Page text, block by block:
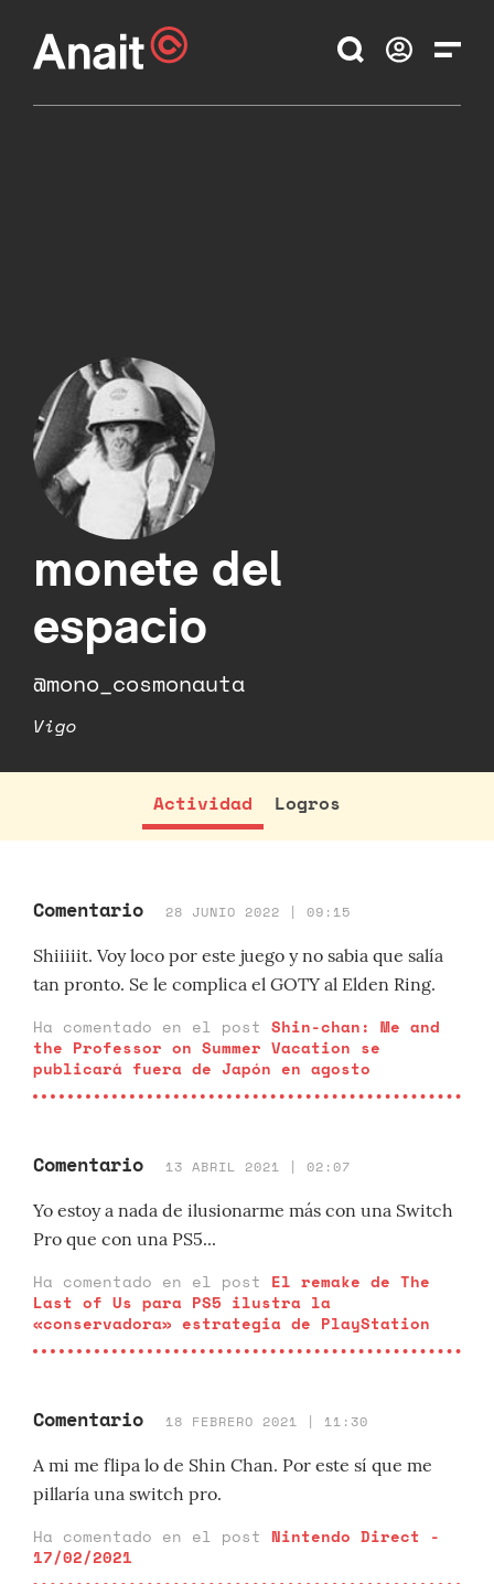
monete del
espacio
@mono_cosmonauta
Vigo
Actividad Logros
Comentario 28 JUNIO 2022 | 09:15
Shiiiiit. Voy loco por este juego y no sabia que salía
tan pronto. Se le complica el GOTY al Elden Ring.
Ha comentado en el post Shin-chan: Me and
the Professor on Summer Vacation se
publicará fuera de Japón en agosto
Comentario 13 ABRIL 2021 | 02:07
Yo estoy a nada de ilusionarme más con una Switch
Pro que con una PS5...
Ha comentado en el post El remake de The
Last of Us para PS5 ilustra la
«conservadora» estrategia de PlayStation
Comentario 18 FEBRERO 2021 | 11:30
A mi me flipa lo de Shin Chan. Por este sí que me
pillaría una switch pro.
Ha comentado en el post Nintendo Direct -
17/02/2021